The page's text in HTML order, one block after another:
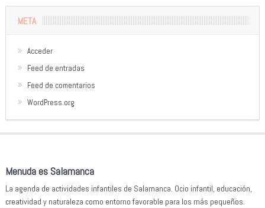
META
Acceder
Feed de entradas
Feed de comentarios
WordPress.org
Menuda es Salamanca
La agenda de actividades infantiles de Salamanca. Ocio infantil, educación,
creatividad y naturaleza como entorno favorable para los más pequeños.